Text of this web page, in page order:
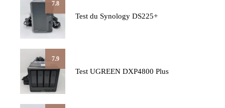
7.8
Test du Synology DS225+
7.9
Test UGREEN DXP4800 Plus